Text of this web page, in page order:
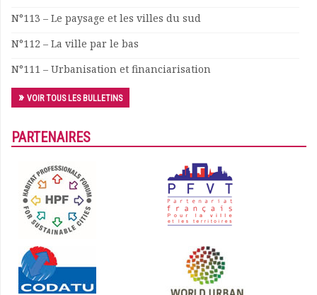
N°113 – Le paysage et les villes du sud
N°112 – La ville par le bas
N°111 – Urbanisation et financiarisation
VOIR TOUS LES BULLETINS
PARTENAIRES